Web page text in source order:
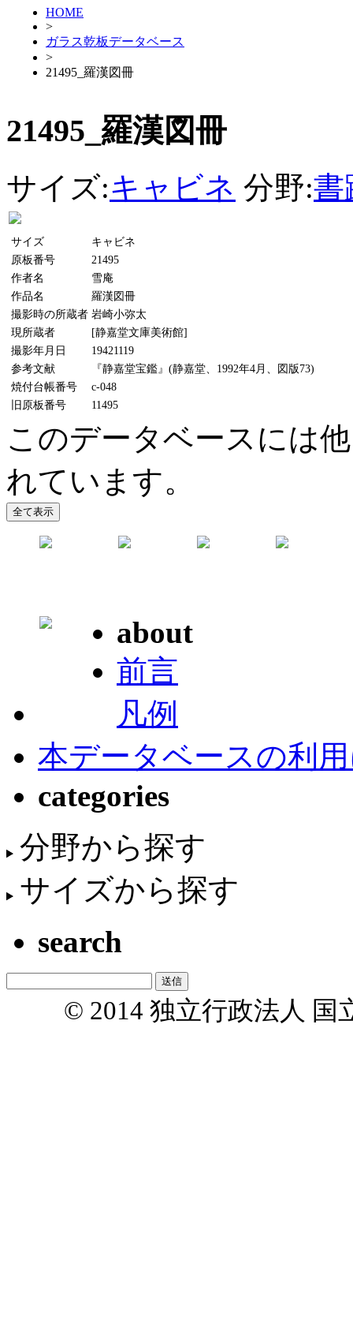
HOME
>
ガラス乾板データベース
>
21495_羅漢図冊
21495_羅漢図冊
サイズ:キャビネ 分野:書
サイズ
キャビネ
原板番号
21495
作者名
雪庵
作品名
羅漢図冊
撮影時の所蔵者 岩崎小弥太
現所蔵者
[静嘉堂文庫美術館]
撮影年月日
19421119
参考文献
『静嘉堂宝鑑』(静嘉堂、1992年4月、図版73)
焼付台帳番号
c-048
旧原板番号
11495
このデータベースには
れています。
about
前言
凡例
本データベースの利
categories
分野から探す
サイズから探す
search
© 2014 独立行政法人 国